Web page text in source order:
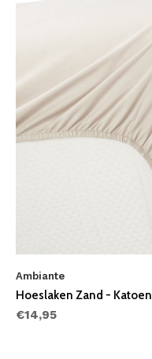
Ambiante
Hoeslaken Zand - Katoen
€14,95